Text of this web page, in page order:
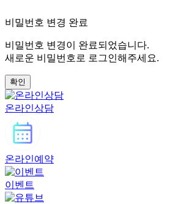
비밀번호 변경 완료
비밀번호 변경이 완료되었습니다.
새로운 비밀번호로 로그인해주세요.
온라인상담
온라인예약
이벤트